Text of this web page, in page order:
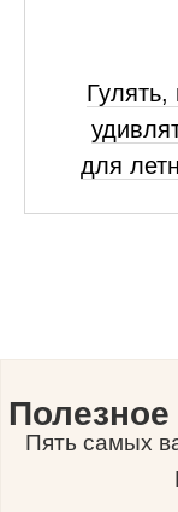
для
Пять самых